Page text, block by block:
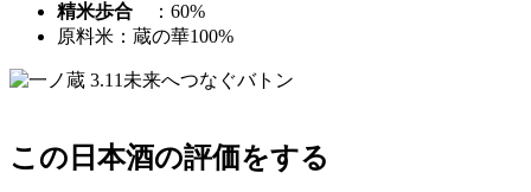
精米歩合 ：60%
原料米：蔵の華100%
この日本酒の評価をする